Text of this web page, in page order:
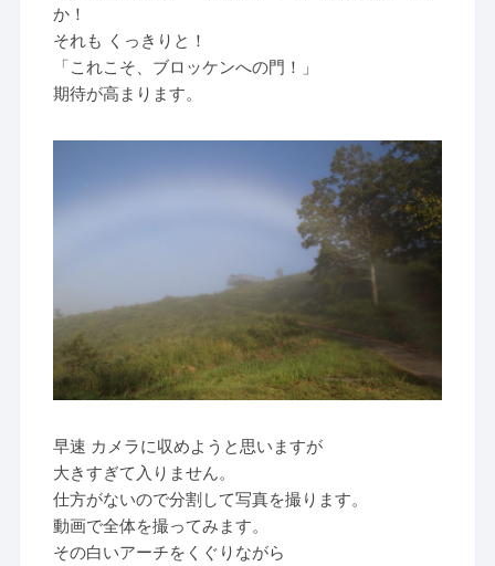
か！
それも くっきりと！
「これこそ、ブロッケンへの門！」
期待が高まります。
早速 カメラに収めようと思いますが
大きすぎて入りません。
仕方がないので分割して写真を撮ります。
動画で全体を撮ってみます。
その白いアーチをくぐりながら